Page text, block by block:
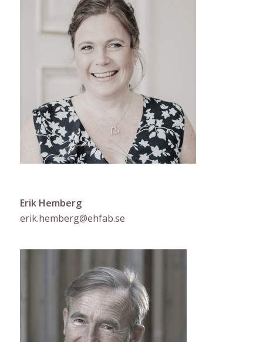
Erik Hemberg
erik.hemberg@ehfab.se